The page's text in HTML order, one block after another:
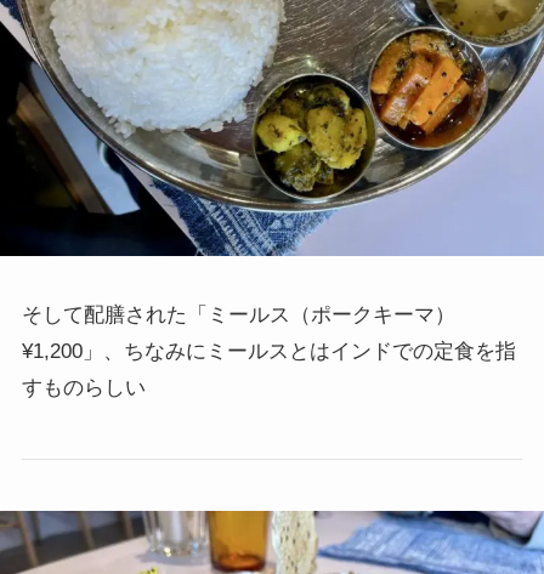
そして配膳された「ミールス（ポークキーマ）
¥1,200」、ちなみにミールスとはインドでの定食を指
すものらしい